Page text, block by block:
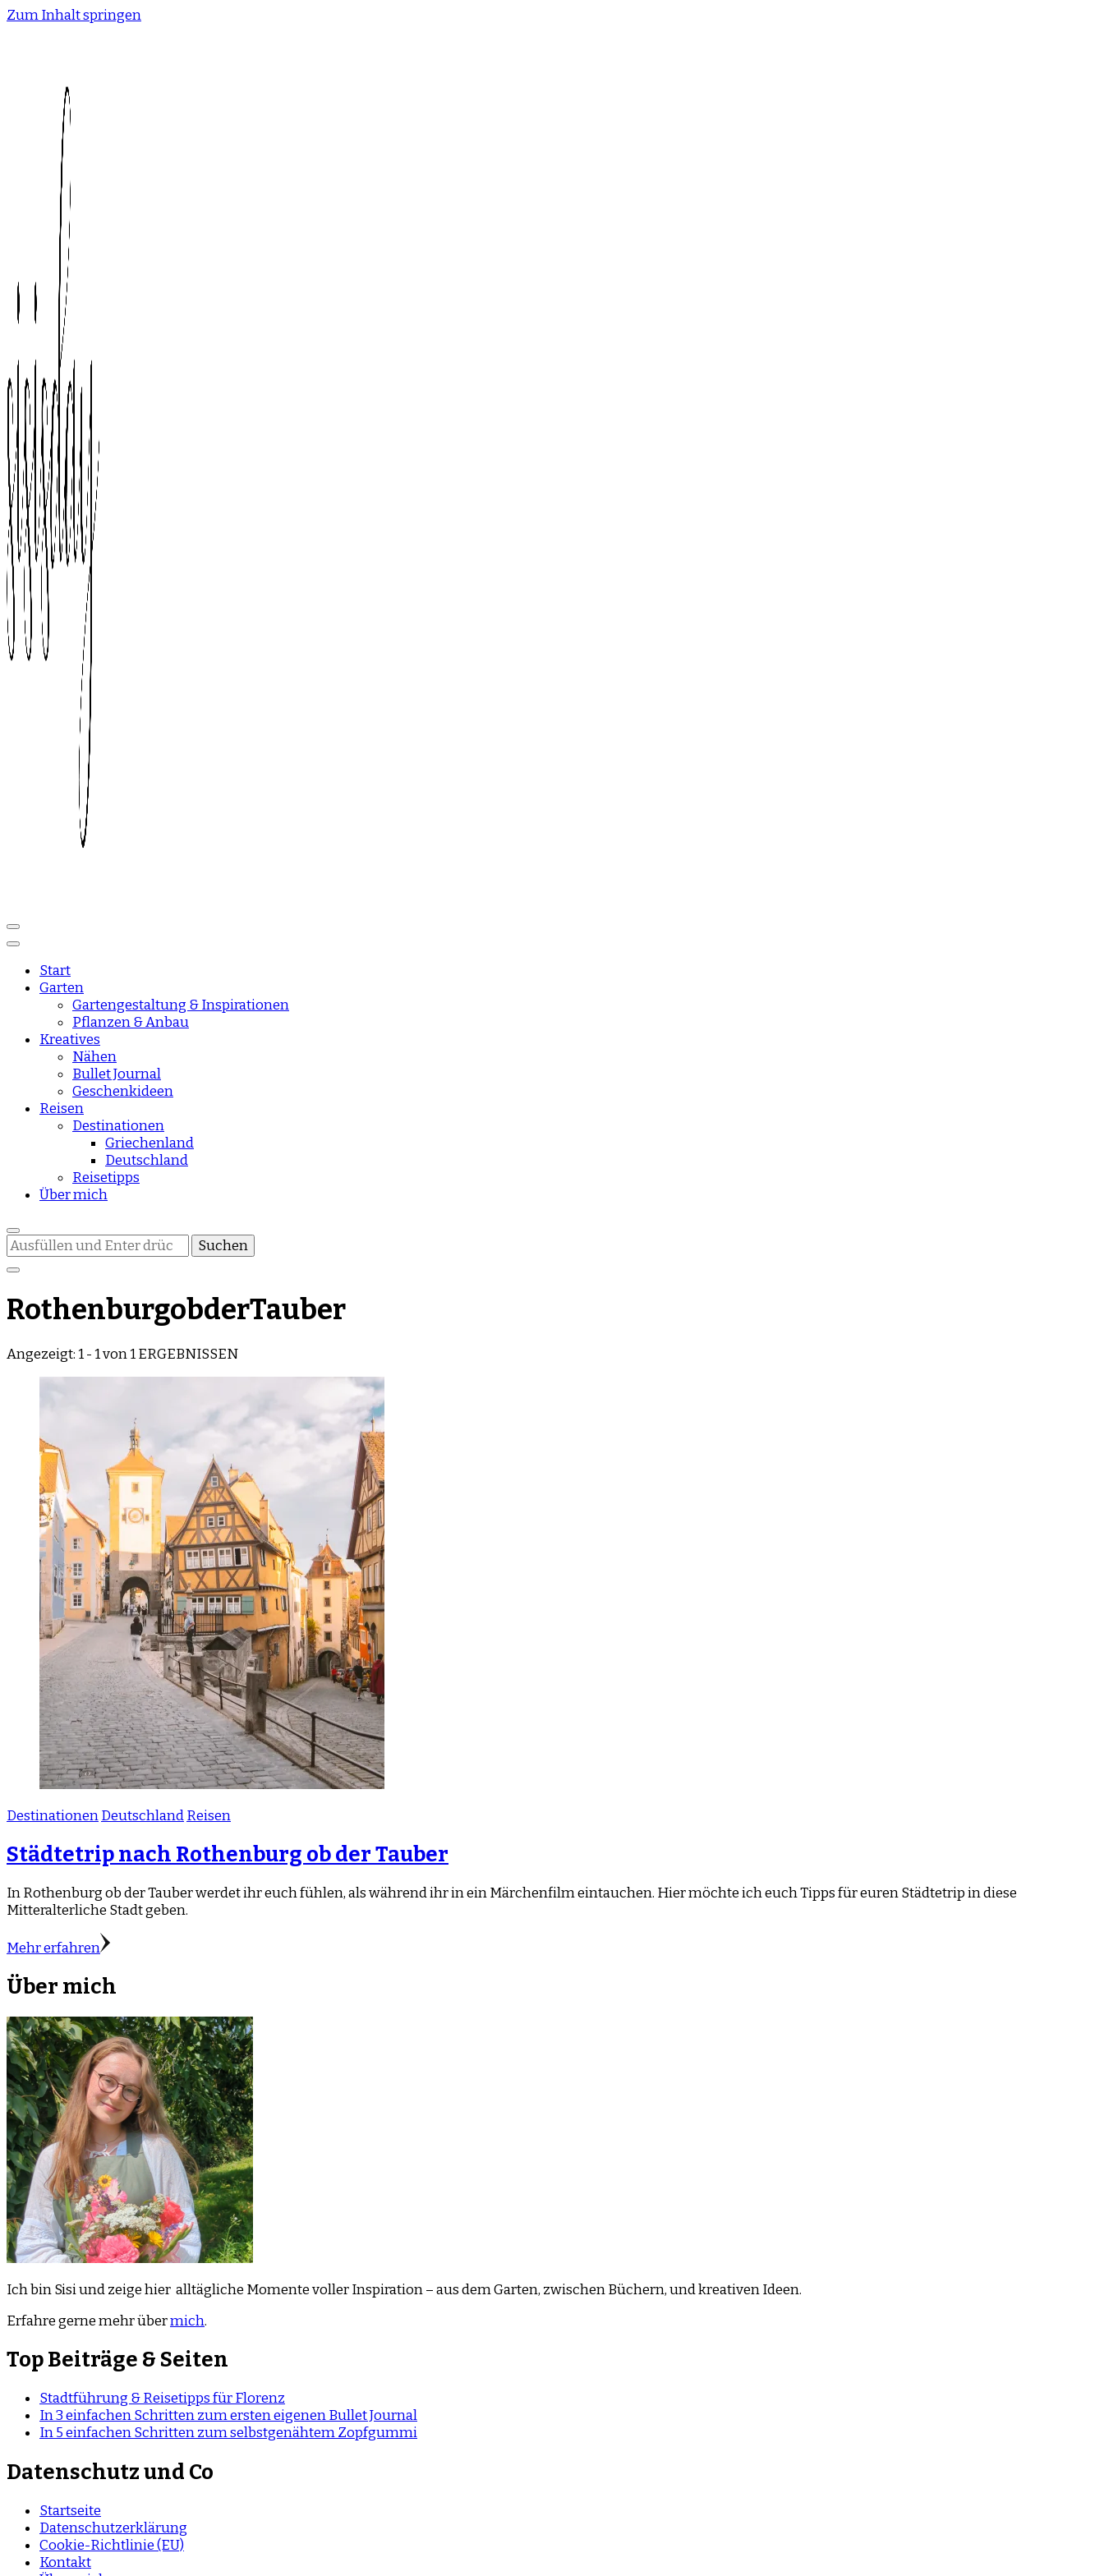
Zum Inhalt springen
sisisday
Start
Garten
Gartengestaltung & Inspirationen
Pflanzen & Anbau
Kreatives
Nähen
Bullet Journal
Geschenkideen
Reisen
Destinationen
Griechenland
Deutschland
Reisetipps
Über mich
Suchst
du
nach
RothenburgobderTauber
Angezeigt: 1 - 1 von 1 ERGEBNISSEN
DestinationenDeutschlandReisen
Städtetrip nach Rothenburg ob der Tauber
In Rothenburg ob der Tauber werdet ihr euch fühlen, als während ihr in ein Märchenfilm eintauchen. Hier möchte ich euch Tipps für euren Städtetrip in diese
Mitteralterliche Stadt geben.
Mehr erfahren
Über mich
Ich bin Sisi und zeige hier alltägliche Momente voller Inspiration – aus dem Garten, zwischen Büchern, und kreativen Ideen.
Erfahre gerne mehr übermich.
Top Beiträge & Seiten
Stadtführung & Reisetipps für Florenz
In 3 einfachen Schritten zum ersten eigenen Bullet Journal
In 5 einfachen Schritten zum selbstgenähtem Zopfgummi
Datenschutz und Co
Startseite
Datenschutzerklärung
Cookie-Richtlinie (EU)
Kontakt